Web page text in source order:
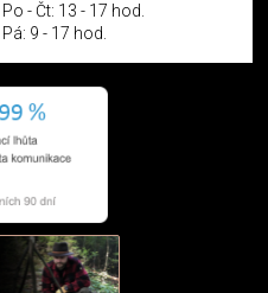
Po - Čt: 13 - 17 hod.
Pá: 9 - 17 hod.